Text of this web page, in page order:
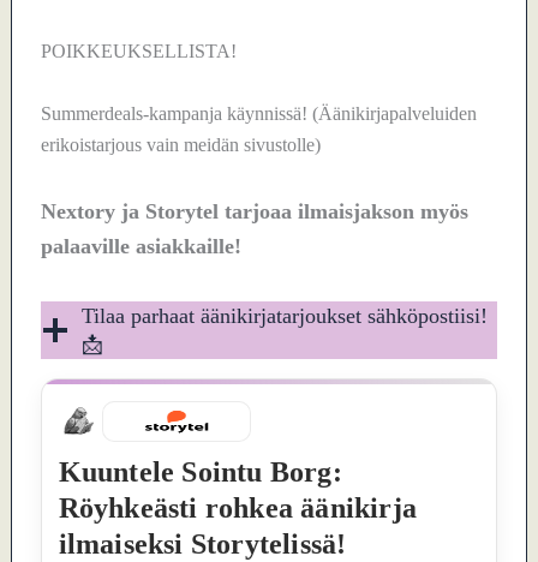
POIKKEUKSELLISTA!
Summerdeals-kampanja käynnissä! (Äänikirjapalveluiden
erikoistarjous vain meidän sivustolle)
Nextory ja Storytel tarjoaa ilmaisjakson myös
palaaville asiakkaille!
Tilaa parhaat äänikirjatarjoukset sähköpostiisi!
📩
Kuuntele Sointu Borg:
Röyhkeästi rohkea äänikirja
ilmaiseksi Storytelissä!